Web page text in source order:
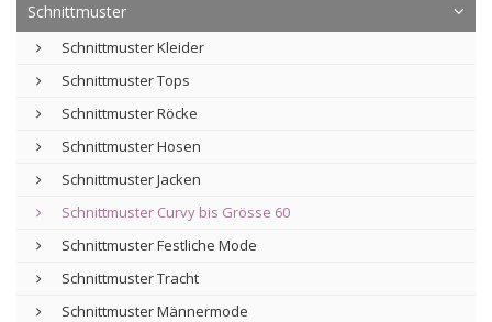
Schnittmuster
Schnittmuster Kleider
Schnittmuster Tops
Schnittmuster Röcke
Schnittmuster Hosen
Schnittmuster Jacken
Schnittmuster Curvy bis Grösse 60
Schnittmuster Festliche Mode
Schnittmuster Tracht
Schnittmuster Männermode